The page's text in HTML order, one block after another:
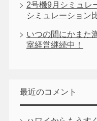
2号機9月シミュレ
シミュレーション
いつの間にかまた
室経営継続中！
最近のコメント